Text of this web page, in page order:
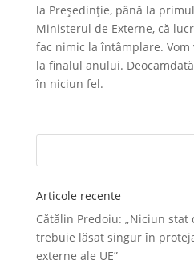
la Președinție, până la
Ministerul de Externe, că
fac nimic la întâmplare.
la finalul anului.
în niciun fel.
Articole recente
Cătălin Predoiu: „Niciun
trebuie lăsat singur în
externe ale UE”